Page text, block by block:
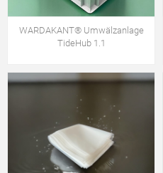
WARDAKANT® Umwälzanlage
TideHub 1.1